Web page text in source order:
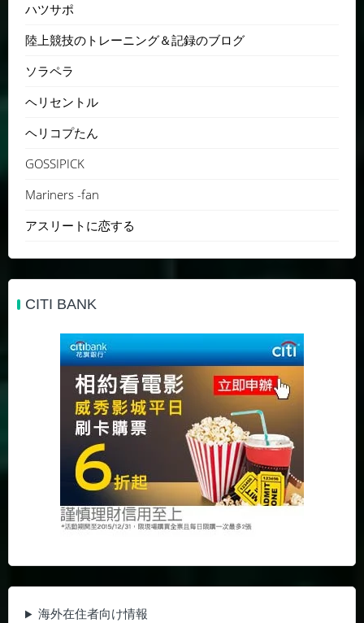
ハツサポ
陸上競技のトレーニング＆記録のブログ
ソラペラ
ヘリセントル
ヘリコプたん
GOSSIPICK
Mariners -fan
アスリートに恋する
CITI BANK
海外在住者向け情報